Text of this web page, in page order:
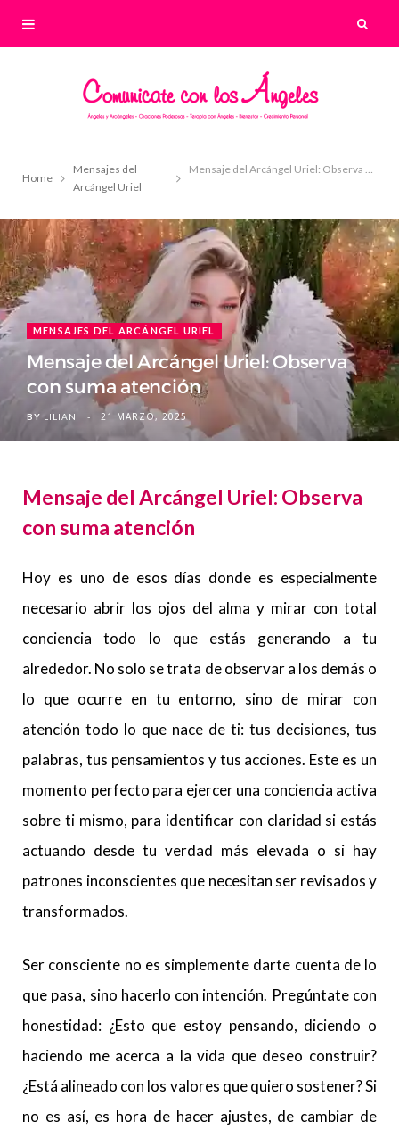
Home
Mensajes del
Arcángel Uriel
Mensaje del Arcángel Uriel: Observa con suma atención
MENSAJES DEL ARCÁNGEL URIEL
Mensaje del Arcángel Uriel: Observa
con suma atención
BY LILIAN 21 MARZO, 2025
Mensaje del Arcángel Uriel: Observa
con suma atención
Hoy es uno de esos días donde es especialmente
necesario abrir los ojos del alma y mirar con total
conciencia todo lo que estás generando a tu
alrededor. No solo se trata de observar a los demás o
lo que ocurre en tu entorno, sino de mirar con
atención todo lo que nace de ti: tus decisiones, tus
palabras, tus pensamientos y tus acciones. Este es un
momento perfecto para ejercer una conciencia activa
sobre ti mismo, para identificar con claridad si estás
actuando desde tu verdad más elevada o si hay
patrones inconscientes que necesitan ser revisados y
transformados.
Ser consciente no es simplemente darte cuenta de lo
que pasa, sino hacerlo con intención. Pregúntate con
honestidad: ¿Esto que estoy pensando, diciendo o
haciendo me acerca a la vida que deseo construir?
¿Está alineado con los valores que quiero sostener? Si
no es así, es hora de hacer ajustes, de cambiar de